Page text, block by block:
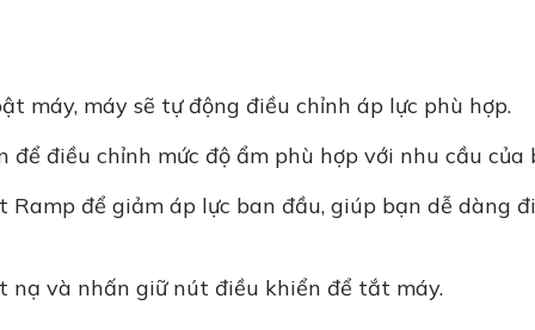
máy, máy sẽ tự động điều chỉnh áp lực phù hợp.
để điều chỉnh mức độ ẩm phù hợp với nhu cầu của
để giảm áp lực ban đầu, giúp bạn dễ dàng
nạ và nhấn giữ nút điều khiển để tắt máy.